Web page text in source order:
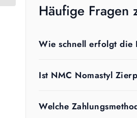
Häufige Fragen
Wie schnell erfolgt die
Ist NMC Nomastyl
Welche